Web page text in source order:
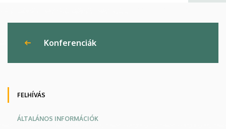
weboldal
Konferenciák
FELHÍVÁS
ÁLTALÁNOS INFORMÁCIÓK